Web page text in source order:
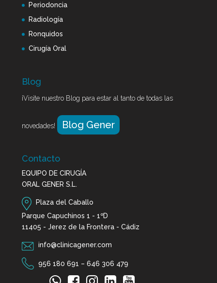
Periodoncia
Radiología
Ronquidos
Cirugía Oral
Blog
¡Visite nuestro Blog para estar al tanto de todas las
novedades! Blog Gener
Contacto
EQUIPO DE CIRUGÍA
ORAL GENER S.L.
Plaza del Caballo
Parque Capuchinos 1 - 1ºD
11405 - Jerez de la Frontera - Cádiz
info@clinicagener.com
956 180 691 – 646 306 479